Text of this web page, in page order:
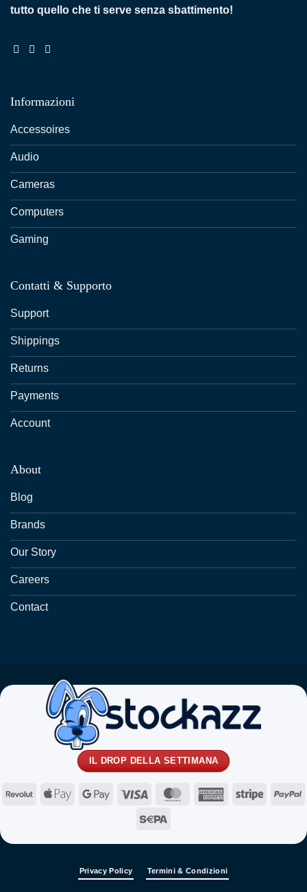
tutto quello che ti serve senza sbattimento!
Informazioni
Accessoires
Audio
Cameras
Computers
Gaming
Contatti & Supporto
Support
Shippings
Returns
Payments
Account
About
Blog
Brands
Our Story
Careers
Contact
IL DROP DELLA SETTIMANA
RevolutApple
Google
Visa MasterCardAmericanStripe
Privacy Policy Termini & Condizioni